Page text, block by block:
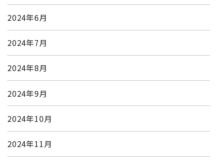
2024年6月
2024年7月
2024年8月
2024年9月
2024年10月
2024年11月